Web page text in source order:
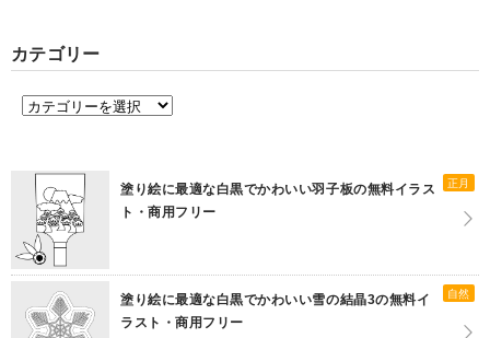
カテゴリー
正月
塗り絵に最適な白黒でかわいい羽子板の無料イラス
ト・商用フリー
自然
塗り絵に最適な白黒でかわいい雪の結晶3の無料イ
ラスト・商用フリー